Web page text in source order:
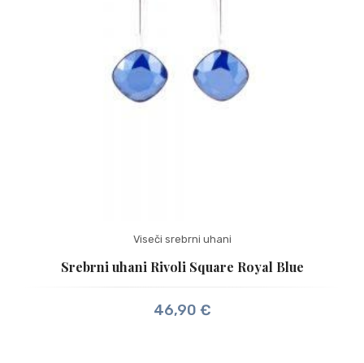
Viseči srebrni uhani
Srebrni uhani Rivoli Square Royal Blue
46,90 €